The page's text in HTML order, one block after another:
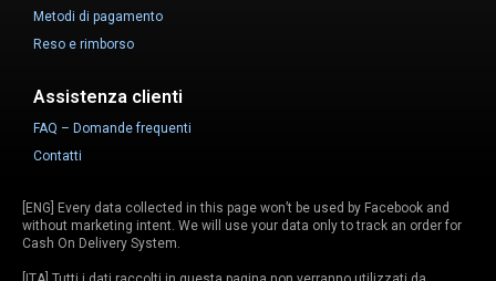
Metodi di pagamento
Reso e rimborso
Assistenza clienti
FAQ – Domande frequenti
Contatti
[ENG] Every data collected in this page won’t be used by Facebook and
without marketing intent. We will use your data only to track an order for
Cash On Delivery System.